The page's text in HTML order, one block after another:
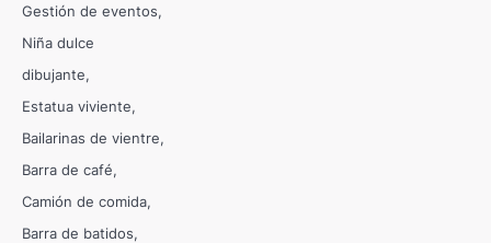
Gestión de eventos
Niña dulce
dibujante
Estatua viviente
Bailarinas de vientre
Barra de café
Camión de comida
Barra de batidos